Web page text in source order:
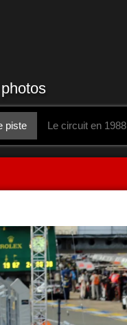
piste Le circuit en 1988